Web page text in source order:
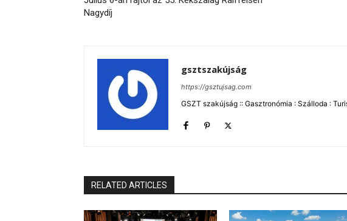
Nagydíj
gsztszakújság
https://gsztujsag.com
GSZT szakújság :: Gasztronómia : Szálloda :
RELATED ARTICLES